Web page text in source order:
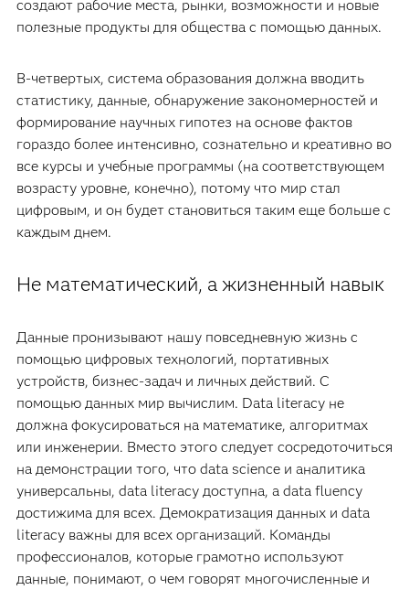
создают рабочие места, рынки, возможности и новые
полезные продукты для общества с помощью данных.
В-четвертых, система образования должна вводить
статистику, данные, обнаружение закономерностей и
формирование научных гипотез на основе фактов
гораздо более интенсивно, сознательно и креативно во
все курсы и учебные программы (на соответствующем
возрасту уровне, конечно), потому что мир стал
цифровым, и он будет становиться таким еще больше с
каждым днем.
Не математический, а жизненный навык
Данные пронизывают нашу повседневную жизнь с
помощью цифровых технологий, портативных
устройств, бизнес-задач и личных действий. С
помощью данных мир вычислим. Data literacy не
должна фокусироваться на математике, алгоритмах
или инженерии. Вместо этого следует сосредоточиться
на демонстрации того, что data science и аналитика
универсальны, data literacy доступна, а data fluency
достижима для всех. Демократизация данных и data
literacy важны для всех организаций. Команды
профессионалов, которые грамотно используют
данные, понимают, о чем говорят многочисленные и